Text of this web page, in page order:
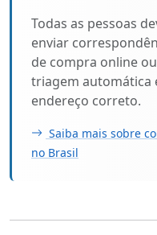
Todas as pessoas
enviar
de compra online
triagem automática
endereço correto.
Saiba mais sobre
no Brasil